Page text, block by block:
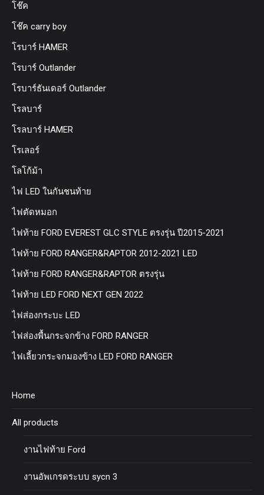
โช๊ค
โช๊ค carry boy
โรบาร์ HAMER
โรบาร์ Outlander
โรบาร์ธันเดอร์ Outlander
โรลบาร์
โรลบาร์ HAMER
โรเลอร์
โลโก้ม้า
ไฟ LED ในกันชนท้าย
ไฟตัดหมอก
ไฟท้าย FORD EVEREST GLC STYLE ตรงรุ่น ปี2015-2021
ไฟท้าย FORD RANGER&RAPTOR 2012-2021 LED
ไฟท้าย FORD RANGER&RAPTOR ตรงรุ่น
ไฟท้าย LED FORD NEXT GEN 2022
ไฟส่องกระบะ LED
ไฟส่องพื้นกระจกข้าง FORD RANGER
ไฟเลี้ยวกระจกมองข้าง LED FORD RANGER
Home
All products
งานไฟท้าย Ford
งานอัพเกรดระบบ sycn 3